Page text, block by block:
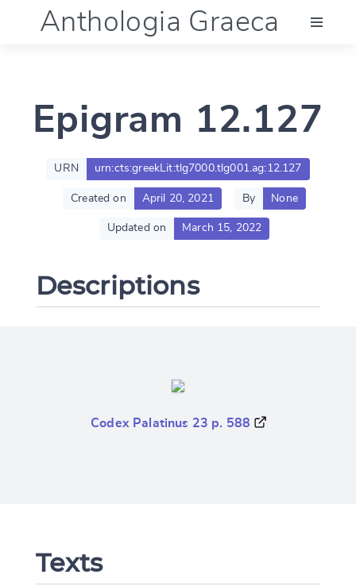
Anthologia Graeca
Language (en)
Documentation
Epigram 12.127
URN urn:cts:greekLit:tlg7000.tlg001.ag:12.127
Created on April 20, 2021 By None
Updated on March 15, 2022
Descriptions
Codex Palatinus 23 p. 588
Texts